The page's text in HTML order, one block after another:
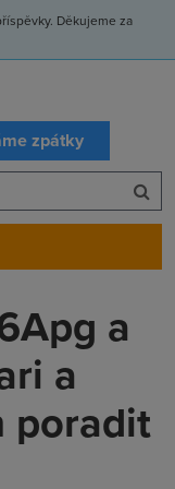
Děkujeme za
zpátky
a
a
poradit